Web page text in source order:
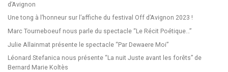
d’Avignon
Une tong à l’honneur sur l’affiche du festival Off d’Avignon 2023 !
Marc Tourneboeuf nous parle du spectacle “Le Récit Poétique…”
Julie Allainmat présente le spectacle “Par Dewaere Moi”
Léonard Stefanica nous présente “La nuit Juste avant les forêts” de
Bernard Marie Koltès